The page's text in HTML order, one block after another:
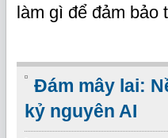
làm gì để đảm bảo
Đám mây lai:
kỷ nguyên AI